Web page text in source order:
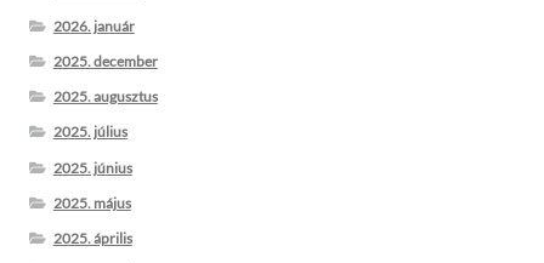
2026. január
2025. december
2025. augusztus
2025. július
2025. június
2025. május
2025. április